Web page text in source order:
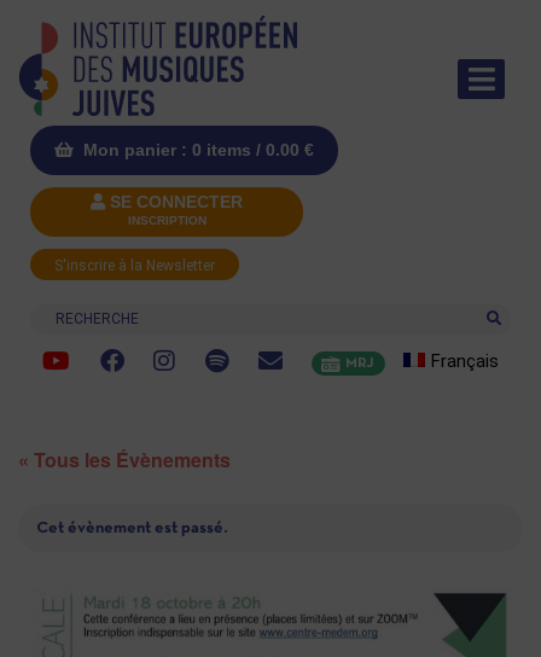
Mon panier : 0 items / 0.00 €
SE CONNECTER
INSCRIPTION
S'inscrire à la Newsletter
Recherche
MRJ Français
« Tous les Évènements
Cet évènement est passé.